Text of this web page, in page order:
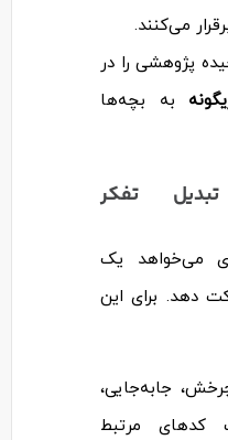
می‌کنند.
پژوهشی را در
به بچه‌ها
تفکر
می‌خواهد یک
دهد. برای این
جابه‌جایی،
کدهای مرتبط